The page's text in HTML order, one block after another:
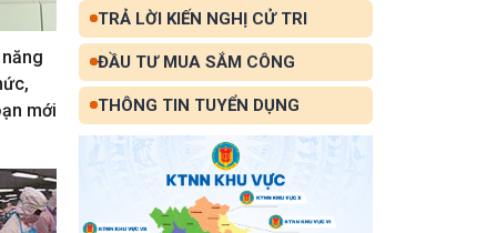
mới
TRẢ LỜI KIẾN NGHỊ CỬ TRI
ĐẦU TƯ MUA SẮM CÔNG
THÔNG TIN TUYỂN DỤNG